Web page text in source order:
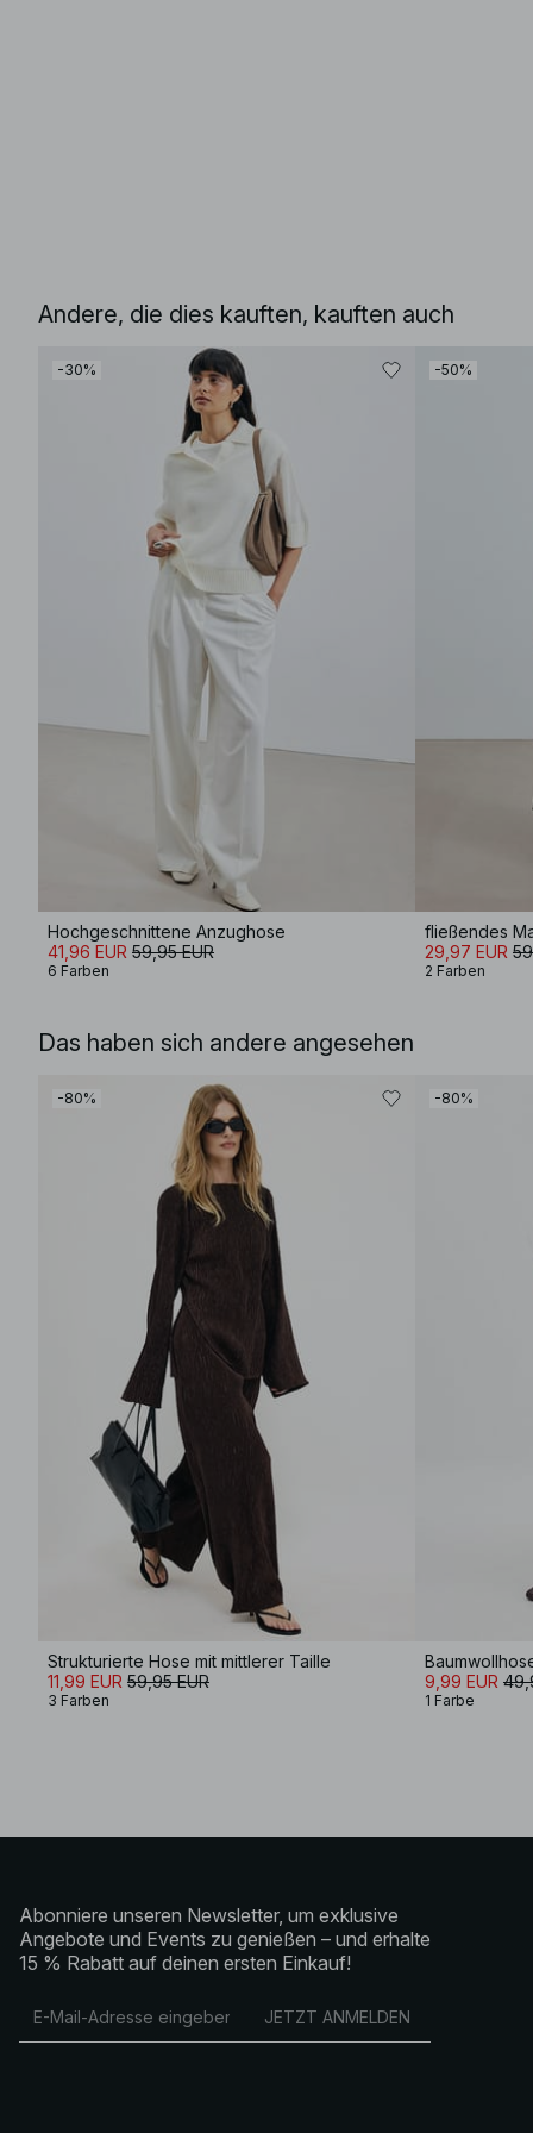
Andere, die dies kauften, kauften auch
-30%
Hochgeschnittene Anzughose
41,96 EUR 59,95 EUR
6 Farben
-50%
29,97 EUR
2 Farben
Das haben sich andere angesehen
-80%
Strukturierte Hose mit mittlerer Taille
11,99 EUR 59,95 EUR
3 Farben
-80%
9,99 EUR
1 Farbe
Abonniere unseren Newsletter, um exklusive
Angebote und Events zu genießen – und erhalte
15 % Rabatt auf deinen ersten Einkauf!
JETZT ANMELDEN